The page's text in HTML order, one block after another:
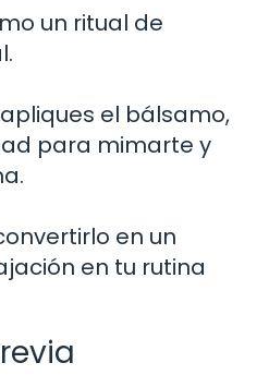
un ritual de
el bálsamo,
para mimarte y
en un
en tu rutina